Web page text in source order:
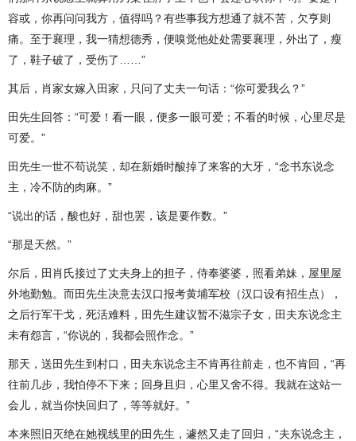
容或，你再问问我方，值得吗？有些事我方想通了就不苦，欠亨则
痛。至于襄理，我一猜想德秀，便嗅觉他处处需要襄理，外出了，瘦
了，鞋子破了，受伤了……”
其后，肖家女嫁入田家，只问了丈夫一句话：“你可爱我么？”
田先生回答：“可爱！看一眼，便多一眼可爱；不看的时候，心里尽是
可爱。”
田先生一世不苟说笑，却在新婚时酸掉了来客的大牙，“念书东说念
主，冷不防的肉麻。”
“说出的话，酸也好，甜也罢，该是要作数。”
“那是天然。”
尔后，田肖氏接过了丈夫身上的担子，侍奉婆婆，照看弟妹，屋里屋
外地勤勉。而田先生决意去汉口报考黄埔军校（汉口设有招生点），
之后行军干戈，死活难料，田先生建议暂不滋宗子女，田夫东说念主
未有怨言，“你说的，我都会照作念。”
那天，送田先生到村口，田夫东说念主不肯再往前走，也不肯回，“再
往前几步，我怕停不下来；回身且归，心里又舍不得。我就在这站一
会儿，就当你快回归了，等等就好。”
本来照旧灭绝在她视线里的田先生，遽然又走了回归，“夫东说念主，